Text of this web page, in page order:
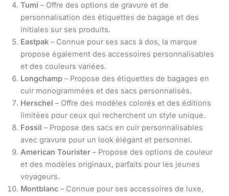
Tumi – Offre des options de gravure et de
personnalisation des étiquettes de bagage et des
initiales sur ses produits.
Eastpak – Connue pour ses sacs à dos, la marque
propose également des accessoires personnalisables
et des couleurs variées.
Longchamp – Propose des étiquettes de bagages en
cuir monogrammées et des sacs personnalisés.
Herschel – Offre des modèles colorés et des éditions
limitées pour ceux qui recherchent un style unique.
Fossil – Propose des sacs en cuir personnalisables
avec gravure pour un look élégant et personnel.
American Tourister – Propose des options de couleur
et des modèles originaux, parfaits pour les jeunes
voyageurs.
Montblanc – Connue pour ses accessoires de luxe,